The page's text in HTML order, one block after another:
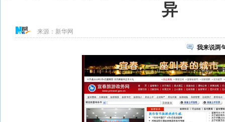
异
来源： 新华网
我来说两